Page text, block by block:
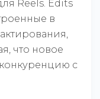
Reels. Edits
в
что новое
с